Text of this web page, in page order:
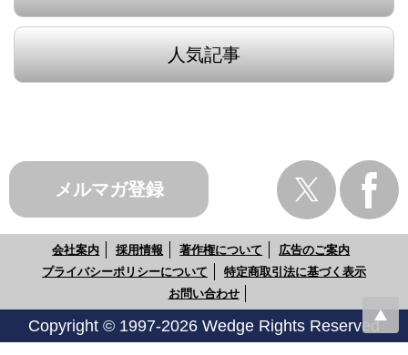
人気記事
メルマガ登録
会社案内 採用情報 著作権について
広告のご案内
プライバシーポリシーについて
特定商取引法に基づく表示
お問い合わせ
Copyright © 1997-2026 Wedge Rights Reserved